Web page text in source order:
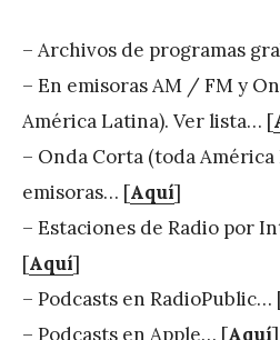
– Archivos de programas
– En emisoras AM / FM y
América Latina). Ver lista… [
– Onda Corta (toda
emisoras… [Aquí]
– Estaciones de Radio por
[Aquí]
– Podcasts en RadioPublic…
– Podcasts en Apple… [Aquí]